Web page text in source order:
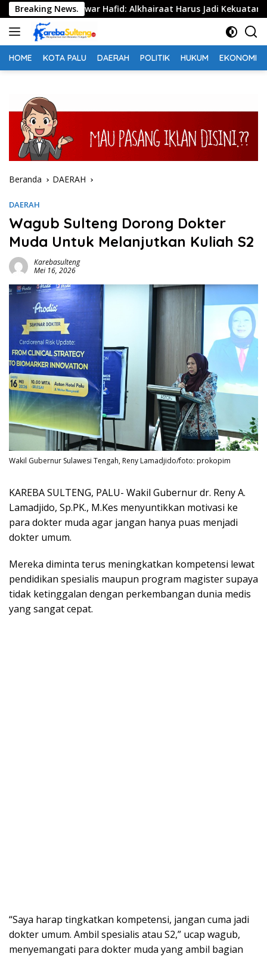
Langsung
ke
konten
Breaking News.
Anwar Hafid: Alkhairaat Harus Jadi Kekuatan Besar
HOME KOTA PALU DAERAH POLITIK HUKUM EKONOMI
Beranda DAERAH
DAERAH
Wagub Sulteng Dorong Dokter
Muda Untuk Melanjutkan Kuliah S2
Karebasulteng
Mei 16, 2026
Wakil Gubernur Sulawesi Tengah, Reny Lamadjido/foto: prokopim
KAREBA SULTENG, PALU- Wakil Gubernur dr. Reny A.
Lamadjido, Sp.PK., M.Kes menyuntikkan motivasi ke
para dokter muda agar jangan hanya puas menjadi
dokter umum.
Mereka diminta terus meningkatkan kompetensi lewat
pendidikan spesialis maupun program magister supaya
tidak ketinggalan dengan perkembangan dunia medis
yang sangat cepat.
“Saya harap tingkatkan kompetensi, jangan cuma jadi
dokter umum. Ambil spesialis atau S2,” ucap wagub,
menyemangati para dokter muda yang ambil bagian